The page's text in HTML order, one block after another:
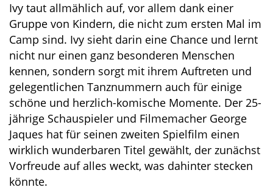
Ivy taut allmählich auf, vor allem dank einer
Gruppe von Kindern, die nicht zum ersten Mal im
Camp sind. Ivy sieht darin eine Chance und lernt
nicht nur einen ganz besonderen Menschen
kennen, sondern sorgt mit ihrem Auftreten und
gelegentlichen Tanznummern auch für einige
schöne und herzlich-komische Momente. Der 25-
jährige Schauspieler und Filmemacher George
Jaques hat für seinen zweiten Spielfilm einen
wirklich wunderbaren Titel gewählt, der zunächst
Vorfreude auf alles weckt, was dahinter stecken
könnte.